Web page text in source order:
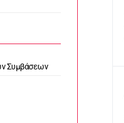
Συμβάσεων